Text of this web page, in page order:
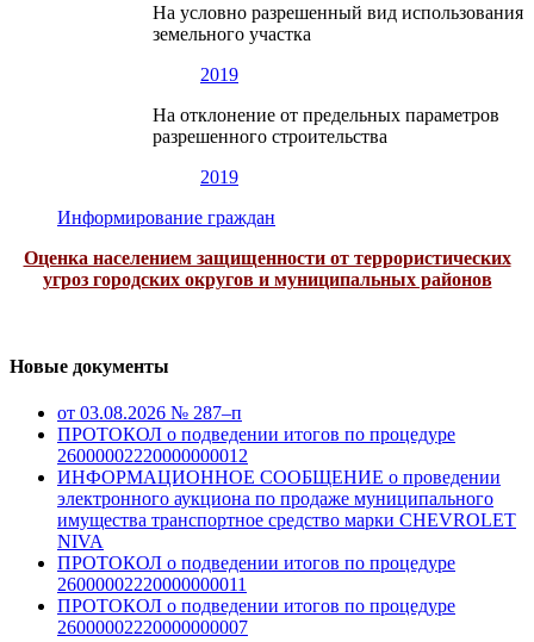
На условно разрешенный вид использования
земельного участка
2019
На отклонение от предельных параметров
разрешенного строительства
2019
Информирование граждан
Оценка населением защищенности от террористических
угроз городских округов и муниципальных районов
Новые документы
от 03.08.2026 № 287–п
ПРОТОКОЛ о подведении итогов по процедуре
26000002220000000012
ИНФОРМАЦИОННОЕ СООБЩЕНИЕ о проведении
электронного аукциона по продаже муниципального
имущества транспортное средство марки CHEVROLET
NIVA
ПРОТОКОЛ о подведении итогов по процедуре
26000002220000000011
ПРОТОКОЛ о подведении итогов по процедуре
26000002220000000007